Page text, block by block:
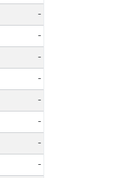
-
-
-
-
-
-
-
-